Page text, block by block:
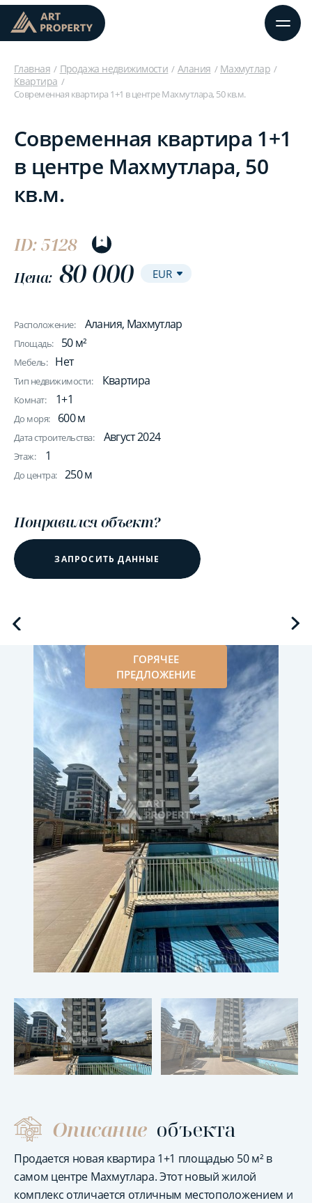
Главная Продажа недвижимости Алания
Махмутлар
Квартира
Современная квартира 1+1 в центре Махмутлара, 50 кв.м.
Современная квартира 1+1
в центре Махмутлара, 50
кв.м.
ID: 5128
Цена: 80 000
Расположение: Алания, Махмутлар
Площадь: 50 м²
Мебель: Нет
Тип недвижимости: Квартира
Комнат: 1+1
До моря: 600 м
Дата строительства: Август 2024
Этаж: 1
До центра: 250 м
Понравился объект?
ЗАПРОСИТЬ ДАННЫЕ
ГОРЯЧЕЕ
ПРЕДЛОЖЕНИЕ
Описание объекта
Продается новая квартира 1+1 площадью 50 м² в
самом центре Махмутлара. Этот новый жилой
комплекс отличается отличным местоположением и